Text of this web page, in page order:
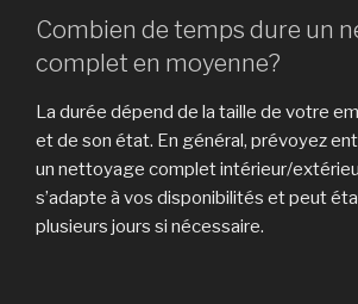
Combien de temps dure un
complet en moyenne?
La durée dépend de la taille de votre
et de son état. En général, prévoyez
un nettoyage complet intérieur/
s’adapte à vos disponibilités et peut
plusieurs jours si nécessaire.